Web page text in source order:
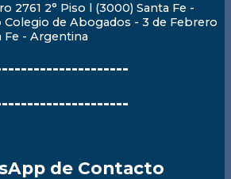
2761 2° Piso l (3000) Santa Fe -
Colegio de Abogados - 3 de Febrero
Fe - Argentina
de Contacto